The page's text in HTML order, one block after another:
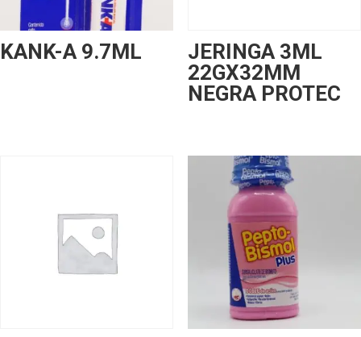
KANK-A 9.7ML
JERINGA 3ML
22GX32MM
NEGRA PROTEC